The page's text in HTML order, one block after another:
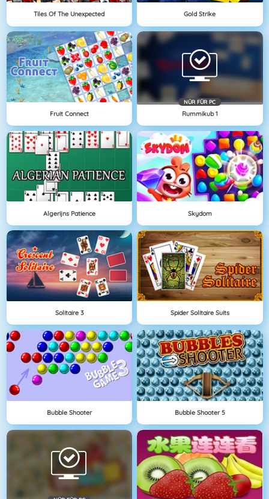
Tiles Of The Unexpected Gold Strike
Fruit Connect
NÜR FÜR PC
Rummikub 1
Algerijns Patience Skydom
Solitaire 3 Spider Solitaire Suits
Bubble Shooter Bubble Shooter 5